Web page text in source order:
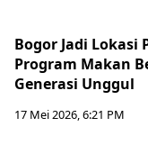
Bogor Jadi Lokasi
Program Makan
Generasi Unggul
17 Mei 2026, 6:21 PM